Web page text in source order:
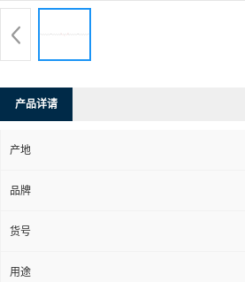
产品详请
产地
品牌
货号
用途